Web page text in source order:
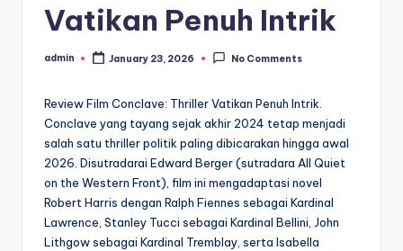
Vatikan Penuh Intrik
Posted
admin January 23, 2026 No Comments
Review Film Conclave: Thriller Vatikan Penuh Intrik.
Conclave yang tayang sejak akhir 2024 tetap menjadi
salah satu thriller politik paling dibicarakan hingga awal
2026. Disutradarai Edward Berger (sutradara All Quiet
on the Western Front), film ini mengadaptasi novel
Robert Harris dengan Ralph Fiennes sebagai Kardinal
Lawrence, Stanley Tucci sebagai Kardinal Bellini, John
Lithgow sebagai Kardinal Tremblay, serta Isabella